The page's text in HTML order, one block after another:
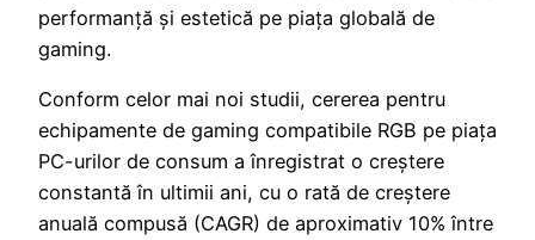
performanță și estetică pe piața globală de
gaming.
Conform celor mai noi studii, cererea pentru
echipamente de gaming compatibile RGB pe piața
PC-urilor de consum a înregistrat o creștere
constantă în ultimii ani, cu o rată de creștere
anuală compusă (CAGR) de aproximativ 10% între